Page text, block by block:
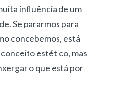
influência de um
Se pararmos para
concebemos, está
estético, mas
o que está por